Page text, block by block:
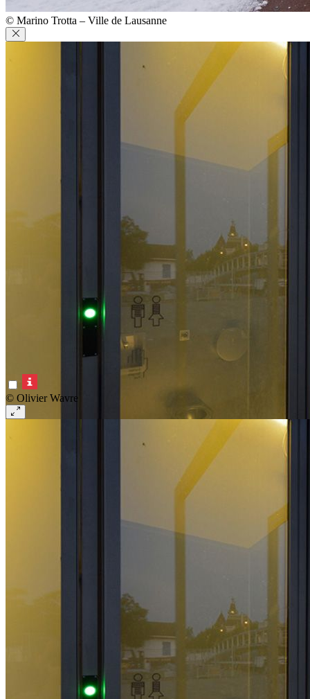
© Marino Trotta – Ville de Lausanne
© Olivier Wavre